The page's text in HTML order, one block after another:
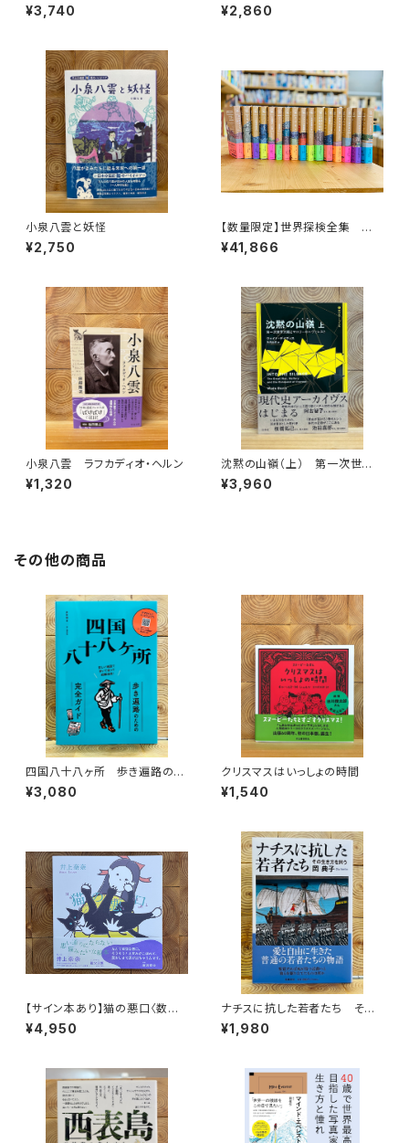
リティ・ヒストリー
¥3,740 地
¥2,860
小泉八雲と妖怪
¥2,750
【数量限定】世界探検全集 全1
6巻＋全巻購入特典「第17巻（非
売品）」【当店限定】
¥41,866
小泉八雲 ラフカディオ・ヘルン
¥1,320
沈黙の山嶺（上） 第一次世界
大戦とマロリーのエヴェレスト
¥3,960
その他の商品
四国八十八ヶ所 歩き遍路のた
めの完全ガイド
¥3,080
クリスマスはいっしょの時間
¥1,540
【サイン本あり】猫の悪口〈数量
限定・オリジナルトート付き〉
¥4,950
ナチスに抗した若者たち その
生き方を問う
¥1,980